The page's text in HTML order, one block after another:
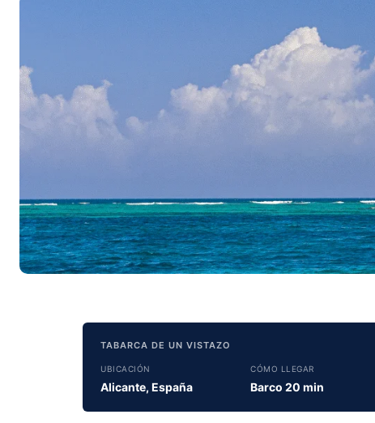
TABARCA DE UN VISTAZO
UBICACIÓN
Alicante, España
CÓMO LLEGAR
Barco 20 min